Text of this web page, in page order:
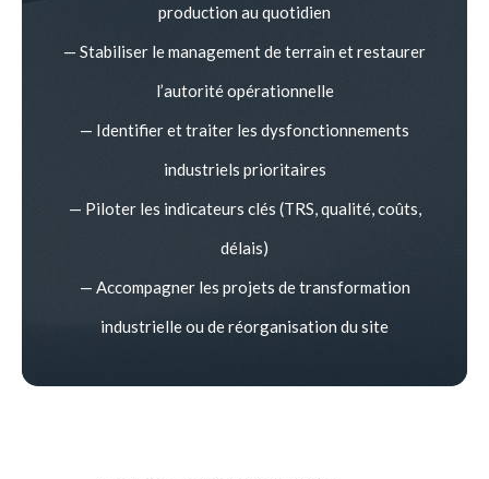
production au quotidien
— Stabiliser le management de terrain et restaurer
l’autorité opérationnelle
— Identifier et traiter les dysfonctionnements
industriels prioritaires
— Piloter les indicateurs clés (TRS, qualité, coûts,
délais)
— Accompagner les projets de transformation
industrielle ou de réorganisation du site